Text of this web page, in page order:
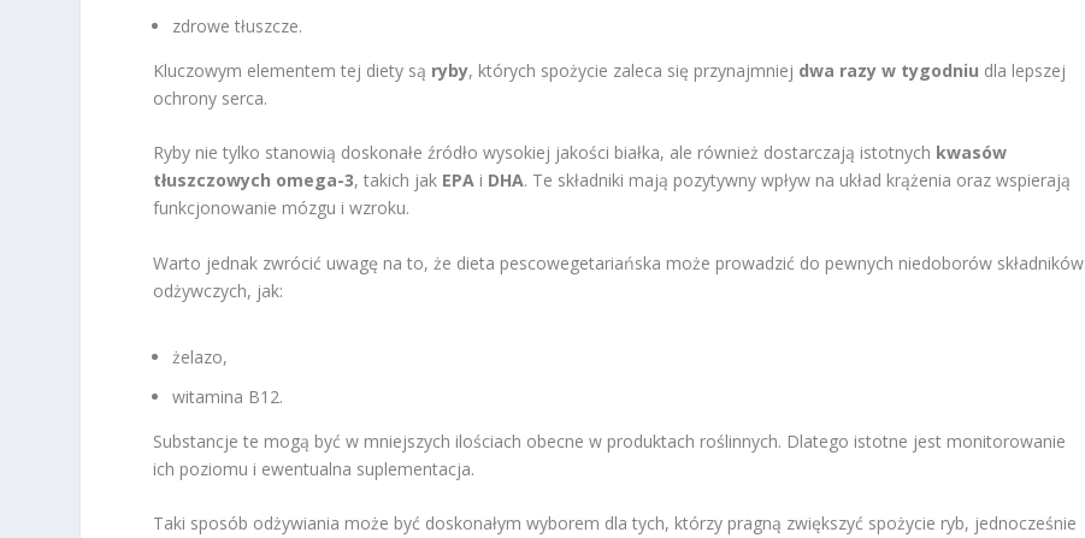
zdrowe tłuszcze.
Kluczowym elementem tej diety są ryby, których spożycie zaleca się przynajmniej dwa razy w tygodniu dla lepszej
ochrony serca.
Ryby nie tylko stanowią doskonałe źródło wysokiej jakości białka, ale również dostarczają istotnych kwasów
tłuszczowych omega-3, takich jak EPA i DHA. Te składniki mają pozytywny wpływ na układ krążenia oraz wspierają
funkcjonowanie mózgu i wzroku.
Warto jednak zwrócić uwagę na to, że dieta pescowegetariańska może prowadzić do pewnych niedoborów składników
odżywczych, jak:
żelazo,
witamina B12.
Substancje te mogą być w mniejszych ilościach obecne w produktach roślinnych. Dlatego istotne jest monitorowanie
ich poziomu i ewentualna suplementacja.
Taki sposób odżywiania może być doskonałym wyborem dla tych, którzy pragną zwiększyć spożycie ryb, jednocześnie